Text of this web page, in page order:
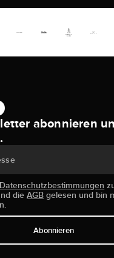
abonnieren
Datenschutzbestimmungen
dieAGB gelesen und bin
Abonnieren